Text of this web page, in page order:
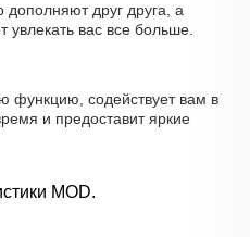
друг друга, а
увлекать вас все больше.
функцию, содействует вам в
и предоставит яркие
MOD.